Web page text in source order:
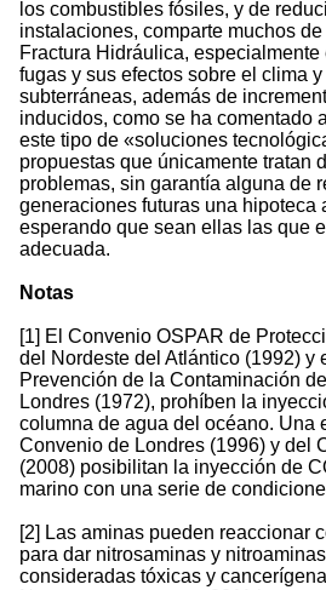
los combustibles fósiles, y de
instalaciones, comparte muchos
Fractura Hidráulica,
fugas y sus efectos sobre el clima
subterráneas, además de
inducidos, como se ha comentado
este tipo de «soluciones
propuestas que únicamente tratan
problemas, sin garantía alguna de
generaciones futuras una hipoteca
esperando que sean ellas las que
adecuada.
Notas
[1] El Convenio OSPAR de
del Nordeste del Atlántico (1992) y
Prevención de la Contaminación
Londres (1972), prohíben la
columna de agua del océano. Una
Convenio de Londres (1996) y del
(2008) posibilitan la inyección de
marino con una serie de
[2] Las aminas pueden reaccionar
para dar nitrosaminas y
consideradas tóxicas y